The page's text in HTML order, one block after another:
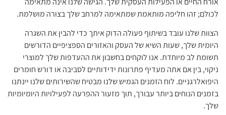
לכולם; זהו חליפה מותאמת שמתאימה למרחב שלך בצורה מושלמת.
הצוות שלנו עובד בשיתוף פעולה הדוק איתך כדי להבין את השגרה
היומית שלך, שעות השיא של העסק והאזורים הספציפיים הדורשים
תשומת לב מיוחדת. אנו לוקחים בחשבון את ההעדפות שלך למוצרי
ניקוי, בין אם אתה מעדיף פתרונות ידידותיים לסביבה או דורש חומרים
היפואלרגניים. לוח הזמנים הגמיש שלנו מבטיח שהשירותים שלנו יינתנו
בזמנים הנוחים ביותר עבורך, תוך מזעור ההפרעה לפעילויות היומיומיות
שלך.